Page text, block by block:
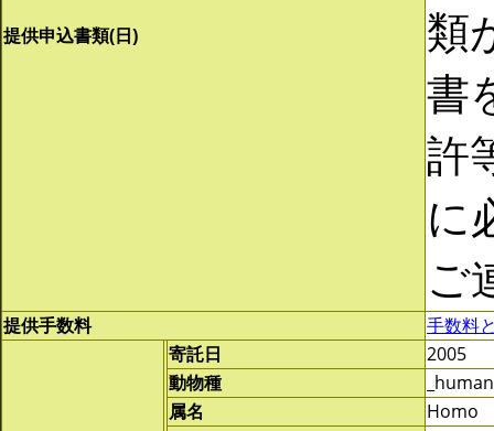
提供申込書類(日)
類
書
許
に
ご
提供手数料
手数料
寄託日
2005
動物種
属名
Homo